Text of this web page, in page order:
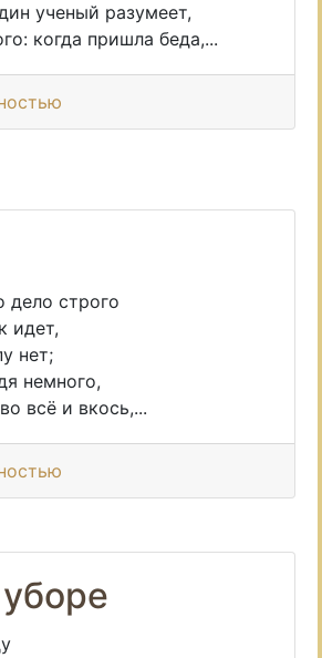
ученый разумеет,
когда пришла беда,...
дело строго
идет,
нет;
немного,
всё и вкось,...